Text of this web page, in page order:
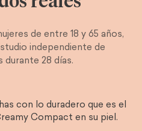
de entre 18 y 65 años,
independiente de
durante 28 días.
con lo duradero que es el
Compact en su piel.